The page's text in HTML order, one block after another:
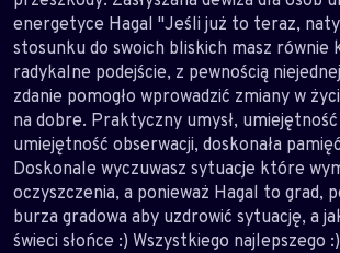
energetyce Hagal "Jeśli już to teraz,
stosunku do swoich bliskich masz równie
radykalne podejście, z pewnością
zdanie pomogło wprowadzić zmiany w
na dobre. Praktyczny umysł,
umiejętność obserwacji, doskonała
Doskonale wyczuwasz sytuacje które
oczyszczenia, a ponieważ Hagal to grad,
burza gradowa aby uzdrowić sytuację, a
świeci słońce :) Wszystkiego najlepszego